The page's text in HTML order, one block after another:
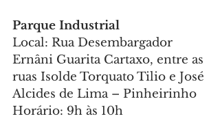
Parque Industrial
Local: Rua Desembargador
Ernâni Guarita Cartaxo, entre as
ruas Isolde Torquato Tilio e José
Alcides de Lima – Pinheirinho
Horário: 9h às 10h